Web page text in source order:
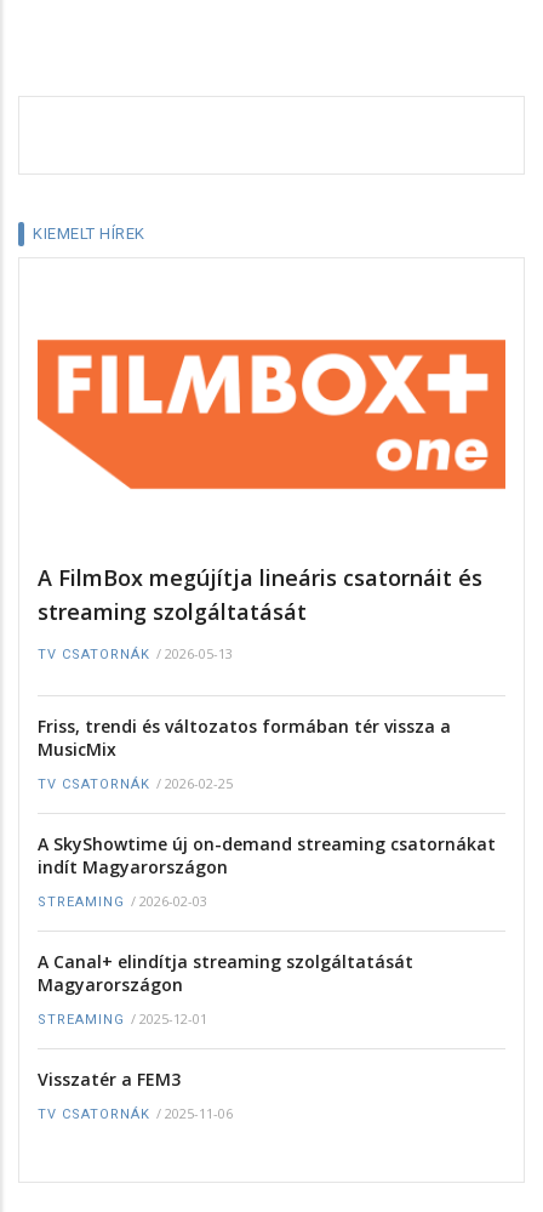
KIEMELT HÍREK
A FilmBox megújítja lineáris csatornáit és
streaming szolgáltatását
TV CSATORNÁK / 2026-05-13
Friss, trendi és változatos formában tér vissza a
MusicMix
TV CSATORNÁK / 2026-02-25
A SkyShowtime új on-demand streaming csatornákat
indít Magyarországon
STREAMING / 2026-02-03
A Canal+ elindítja streaming szolgáltatását
Magyarországon
STREAMING / 2025-12-01
Visszatér a FEM3
TV CSATORNÁK / 2025-11-06